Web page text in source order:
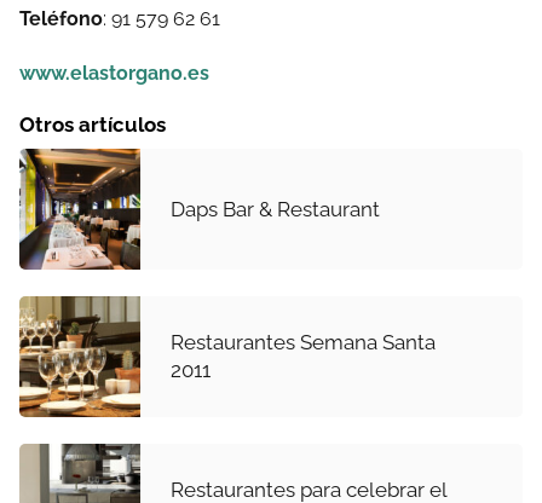
Teléfono: 91 579 62 61
www.elastorgano.es
Otros artículos
Daps Bar & Restaurant
Restaurantes Semana Santa
2011
Restaurantes para celebrar el